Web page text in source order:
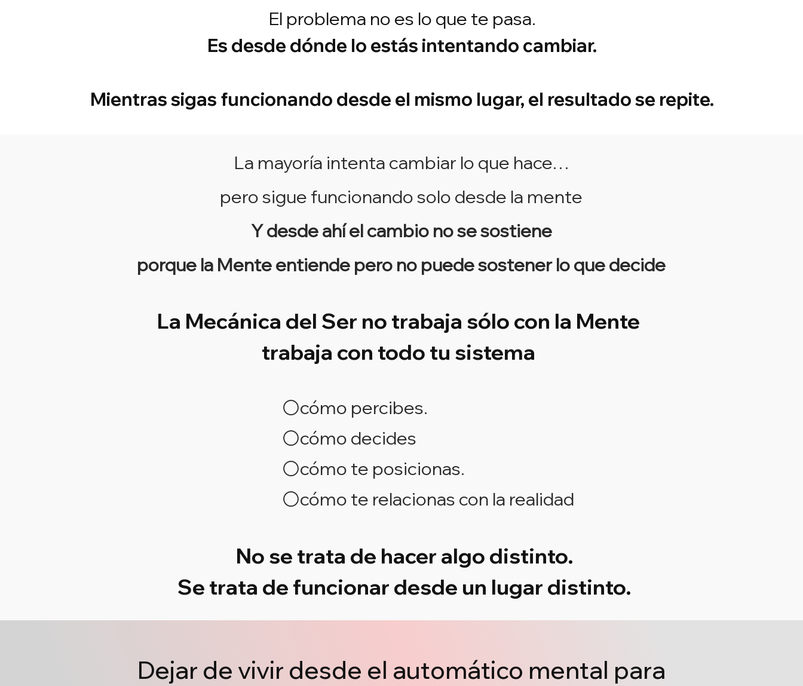
El problema no es lo que te pasa.
Es desde dónde lo estás intentando cambiar.
Mientras sigas funcionando desde el mismo lugar, el resultado se repite.
La mayoría intenta cambiar lo que hace…
pero sigue funcionando solo desde la mente
Y desde ahí el cambio no se sostiene
porque la Mente entiende pero no puede sostener lo que decide
La Mecánica del Ser no trabaja sólo con la Mente
trabaja con todo tu sistema
⚪cómo percibes.
⚪cómo decides
⚪cómo te posicionas.
⚪cómo te relacionas con la realidad
No se trata de hacer algo distinto.
Se trata de funcionar desde un lugar distinto.
Dejar de vivir desde el automático mental para